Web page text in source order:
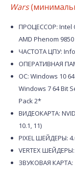
Wars
ПРОЦЕССОР: Intel
AMD Phenom
ЧАСТОТА ЦПУ: Info
ОПЕРАТИВНАЯ
ОС: Windows 10
Windows 7 64 Bit
Pack 2*
ВИДЕОКАРТА:
10.1, 11)
PIXEL ШЕЙДЕРЫ:
VERTEX
ЗВУКОВАЯ КАРТА: